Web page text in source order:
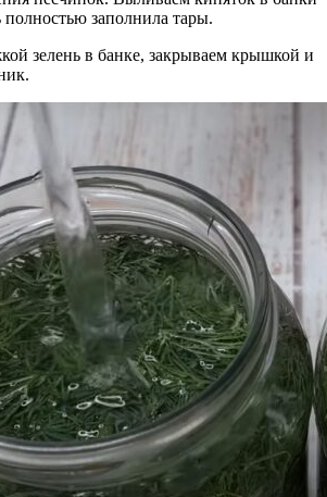
заполнила тары.
зелень в банке, закрываем крышкой и